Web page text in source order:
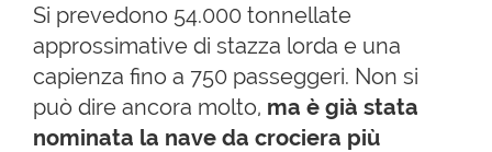
Si prevedono 54.000 tonnellate
approssimative di stazza lorda e una
capienza fino a 750 passeggeri. Non si
può dire ancora molto, ma è già stata
nominata la nave da crociera più